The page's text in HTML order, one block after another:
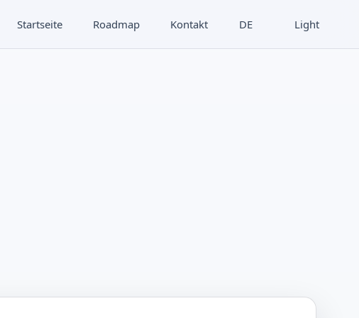
Startseite Roadmap Kontakt DE Light